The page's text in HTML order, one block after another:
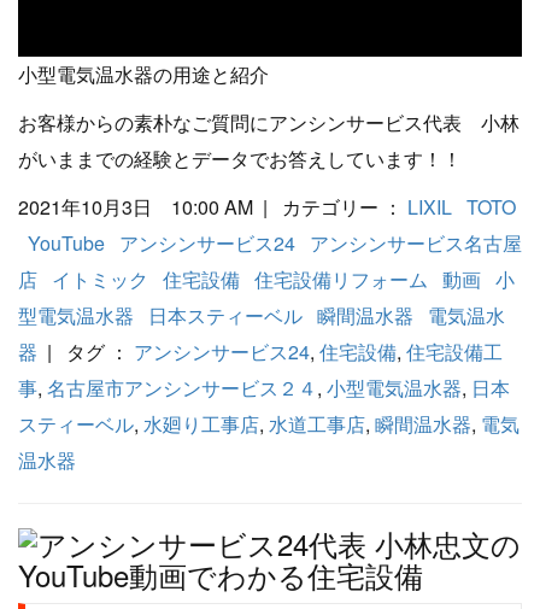
小型電気温水器の用途と紹介
お客様からの素朴なご質問にアンシンサービス代表 小林
がいままでの経験とデータでお答えしています！！
2021年10月3日 10:00 AM | カテゴリー ： LIXIL TOTO
YouTube アンシンサービス24 アンシンサービス名古屋
店 イトミック 住宅設備 住宅設備リフォーム 動画 小
型電気温水器
日本スティーベル 瞬間温水器
電気温水
器 | タグ ： アンシンサービス24, 住宅設備, 住宅設備工
事, 名古屋市アンシンサービス２４, 小型電気温水器, 日本
スティーベル, 水廻り工事店, 水道工事店, 瞬間温水器, 電気
温水器